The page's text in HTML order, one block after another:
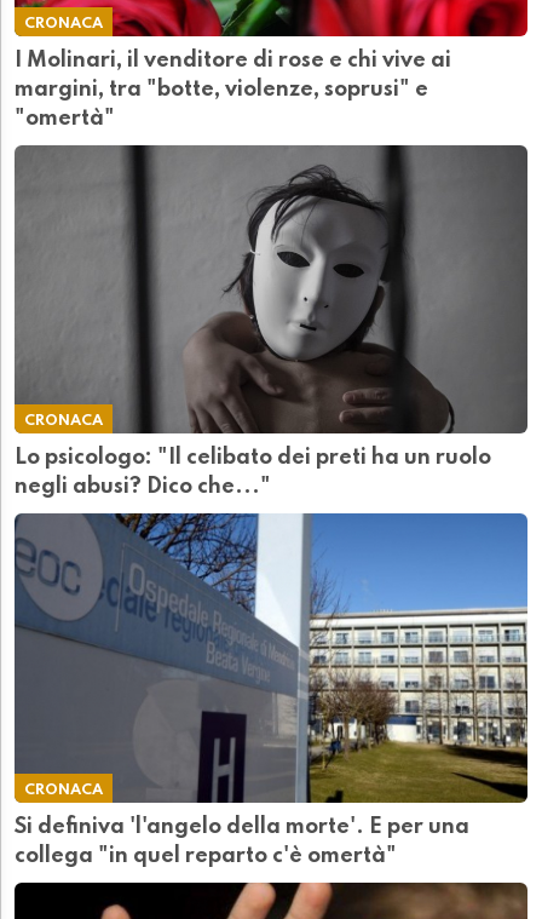
CRONACA
I Molinari, il venditore di rose e chi vive ai
margini, tra "botte, violenze, soprusi" e
"omertà"
CRONACA
Lo psicologo: "Il celibato dei preti ha un ruolo
negli abusi? Dico che..."
CRONACA
Si definiva 'l'angelo della morte'. E per una
collega "in quel reparto c'è omertà"